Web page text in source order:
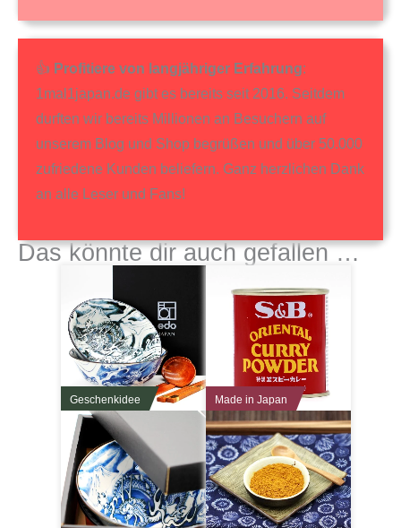
👍 Profitiere von langjähriger Erfahrung:
1mal1japan.de gibt es bereits seit 2016. Seitdem
durften wir bereits Millionen an Besuchern auf
unserem Blog und Shop begrüßen und über 50.000
zufriedene Kunden beliefern. Ganz herzlichen Dank
an alle Leser und Fans!
Das könnte dir auch gefallen …
Geschenkidee Made in Japan